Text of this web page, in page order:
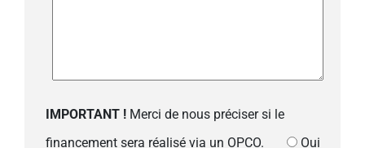
IMPORTANT ! Merci de nous préciser si le
financement sera réalisé via un OPCO.
Oui